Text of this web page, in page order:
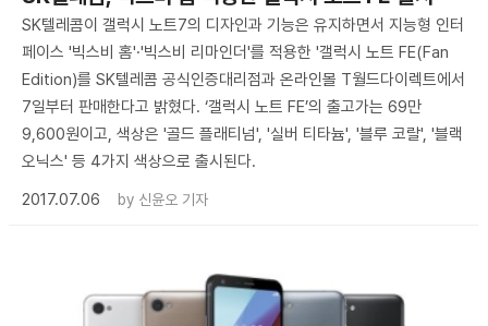
SK텔레콤이 갤럭시 노트7의 디자인과 기능은 유지하면서 지능형 인터
페이스 '빅스비 홈'·'빅스비 리마인더'를 적용한 '갤럭시 노트 FE(Fan
Edition)를 SK텔레콤 공식인증대리점과 온라인몰 T월드다이렉트에서
7일부터 판매한다고 밝혔다. ‘갤럭시 노트 FE’의 출고가는 69만
9,600원이고, 색상은 '골드 플래티넘', '실버 티타늄', '블루 코랄', '블랙
오닉스' 등 4가지 색상으로 출시된다.
2017.07.06
by 신윤오 기자